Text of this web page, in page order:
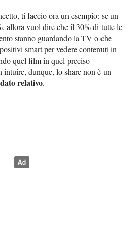
ti faccio ora un esempio: se un
allora vuol dire che il 30% di tutte le
stanno guardando la TV o che
smart per vedere contenuti in
quel film in quel preciso
dunque, lo share non è un
relativo.